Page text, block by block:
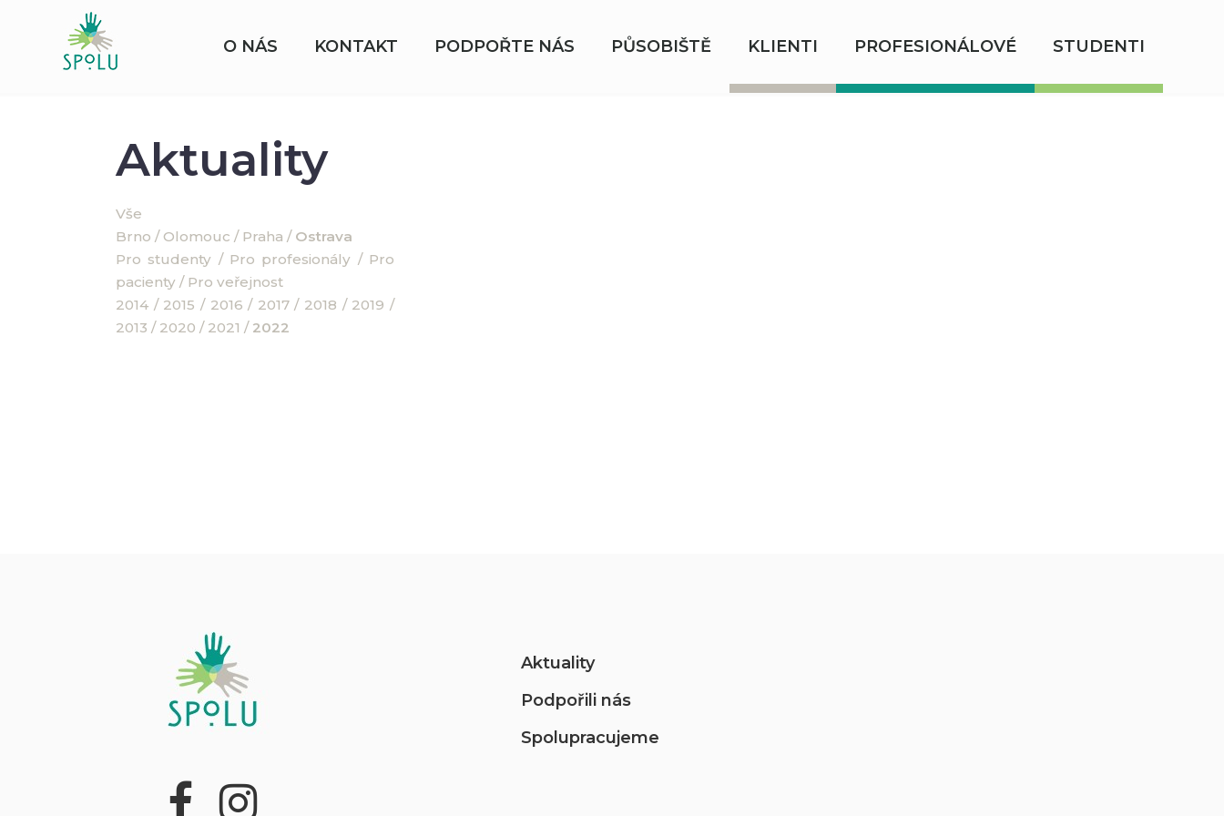
O NÁS KONTAKT PODPOŘTE NÁS PŮSOBIŠTĚ KLIENTI PROFESIONÁLOVÉ STUDENTI
Aktuality
Vše
Brno / Olomouc / Praha / Ostrava
Pro studenty / Pro profesionály / Pro
pacienty / Pro veřejnost
2014 / 2015 / 2016 / 2017/ 2018 / 2019 /
2013 / 2020 / 2021 / 2022
Aktuality
Podpořili nás
Spolupracujeme